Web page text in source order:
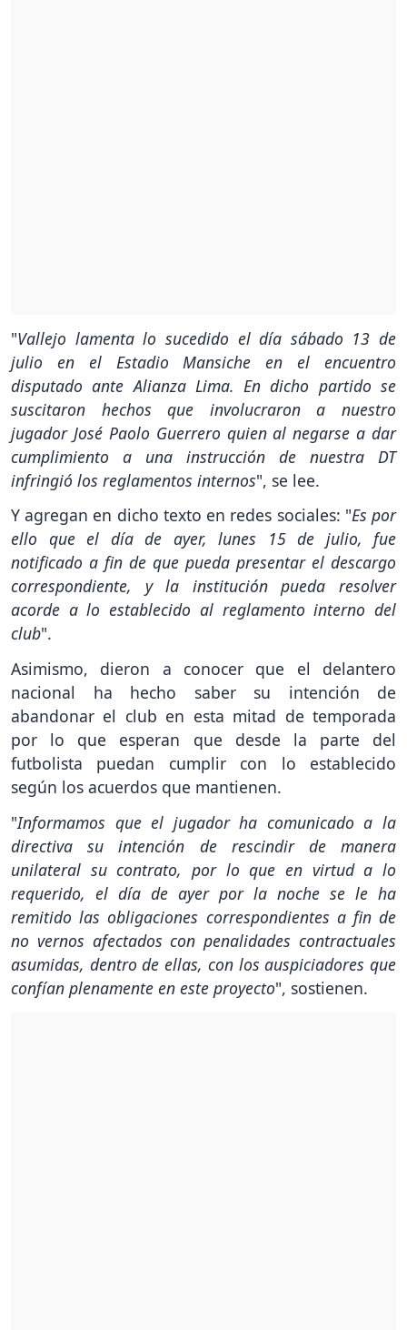
"Vallejo lamenta lo sucedido el día sábado 13 de
julio en el Estadio Mansiche en el encuentro
disputado ante Alianza Lima. En dicho partido se
suscitaron hechos que involucraron a nuestro
jugador José Paolo Guerrero quien al negarse a dar
cumplimiento a una instrucción de nuestra DT
infringió los reglamentos internos", se lee.
Y agregan en dicho texto en redes sociales: "Es por
ello que el día de ayer, lunes 15 de julio, fue
notificado a fin de que pueda presentar el descargo
correspondiente, y la institución pueda resolver
acorde a lo establecido al reglamento interno del
club".
Asimismo, dieron a conocer que el delantero
nacional ha hecho saber su intención de
abandonar el club en esta mitad de temporada
por lo que esperan que desde la parte del
futbolista puedan cumplir con lo establecido
según los acuerdos que mantienen.
"Informamos que el jugador ha comunicado a la
directiva su intención de rescindir de manera
unilateral su contrato, por lo que en virtud a lo
requerido, el día de ayer por la noche se le ha
remitido las obligaciones correspondientes a fin de
no vernos afectados con penalidades contractuales
asumidas, dentro de ellas, con los auspiciadores que
confían plenamente en este proyecto", sostienen.